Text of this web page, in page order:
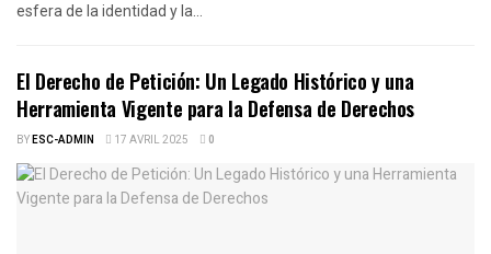
esfera de la identidad y la...
El Derecho de Petición: Un Legado Histórico y una
Herramienta Vigente para la Defensa de Derechos
BYESC-ADMIN 17 AVRIL 2025 0